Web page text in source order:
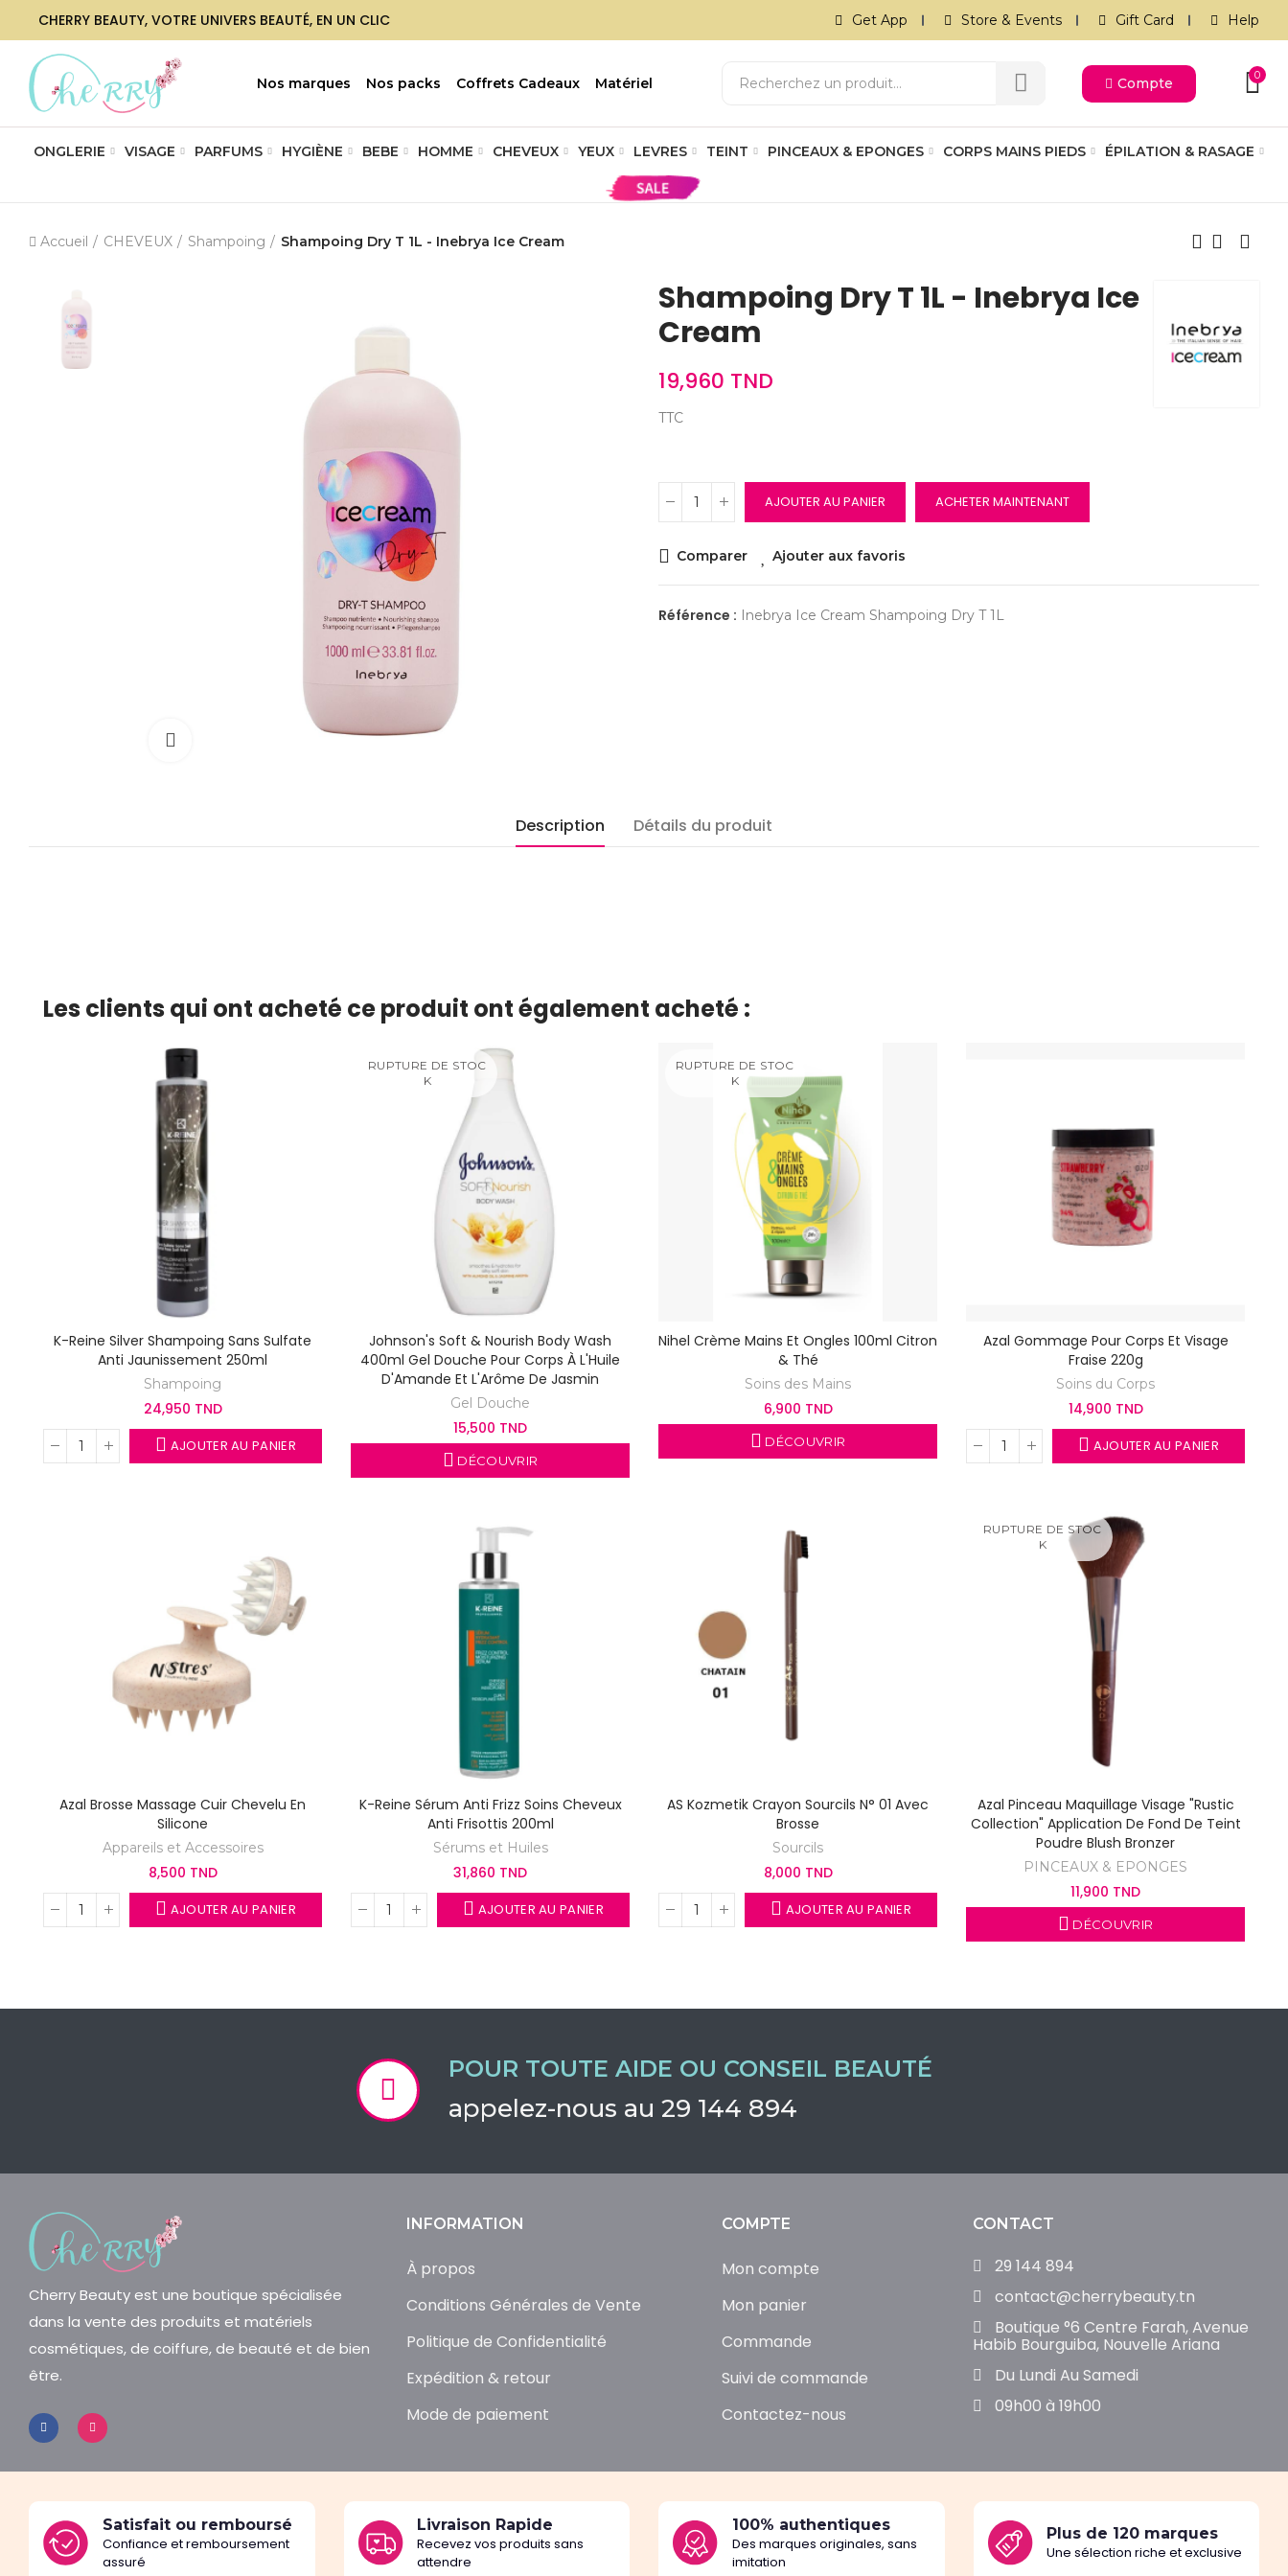
CHERRY BEAUTY, VOTRE UNIVERS BEAUTÉ, EN UN CLIC Get App Store & Events Gift Card Help
Nos marques Nos packs Coffrets Cadeaux Matériel Compte
0
ONGLERIE VISAGE PARFUMS HYGIÈNE BEBE HOMME CHEVEUX YEUX LEVRES TEINT PINCEAUX & EPONGES CORPS MAINS PIEDS ÉPILATION & RASAGE
Accueil CHEVEUX Shampoing Shampoing Dry T 1L - Inebrya Ice Cream
Cliquez pour agrandir
Shampoing Dry T 1L - Inebrya Ice
Cream
19,960 TND
TTC
AJOUTER AU PANIER ACHETER MAINTENANT
Comparer Ajouter aux favoris
Référence : Inebrya Ice Cream Shampoing Dry T 1L
Description Détails du produit
Les clients qui ont acheté ce produit ont également acheté :
K-Reine Silver Shampoing Sans Sulfate
Anti Jaunissement 250ml
Shampoing
24,950 TND
AJOUTER AU PANIER
RUPTURE DE STOC
K
Johnson's Soft & Nourish Body Wash
400ml Gel Douche Pour Corps À L'Huile
D'Amande Et L'Arôme De Jasmin
Gel Douche
15,500 TND
DÉCOUVRIR
RUPTURE DE STOC
K
Nihel Crème Mains Et Ongles 100ml Citron
& Thé
Soins des Mains
6,900 TND
DÉCOUVRIR
Azal Gommage Pour Corps Et Visage
Fraise 220g
Soins du Corps
14,900 TND
AJOUTER AU PANIER
Azal Brosse Massage Cuir Chevelu En
Silicone
Appareils et Accessoires
8,500 TND
AJOUTER AU PANIER
K-Reine Sérum Anti Frizz Soins Cheveux
Anti Frisottis 200ml
Sérums et Huiles
31,860 TND
AJOUTER AU PANIER
AS Kozmetik Crayon Sourcils N° 01 Avec
Brosse
Sourcils
8,000 TND
AJOUTER AU PANIER
RUPTURE DE STOC
K
Azal Pinceau Maquillage Visage "Rustic
Collection" Application De Fond De Teint
Poudre Blush Bronzer
PINCEAUX & EPONGES
11,900 TND
DÉCOUVRIR
POUR TOUTE AIDE OU CONSEIL BEAUTÉ
appelez-nous au 29 144 894
Cherry Beauty est une boutique spécialisée
dans la vente des produits et matériels
cosmétiques, de coiffure, de beauté et de bien
être.
INFORMATION
À propos
Conditions Générales de Vente
Politique de Confidentialité
Expédition & retour
Mode de paiement
COMPTE
Mon compte
Mon panier
Commande
Suivi de commande
Contactez-nous
CONTACT
29 144 894
contact@cherrybeauty.tn
Boutique °6 Centre Farah, Avenue
Habib Bourguiba, Nouvelle Ariana
Du Lundi Au Samedi
09h00 à 19h00
Satisfait ou remboursé
Confiance et remboursement
assuré
Livraison Rapide
Recevez vos produits sans
attendre
100% authentiques
Des marques originales, sans
imitation
Plus de 120 marques
Une sélection riche et exclusive